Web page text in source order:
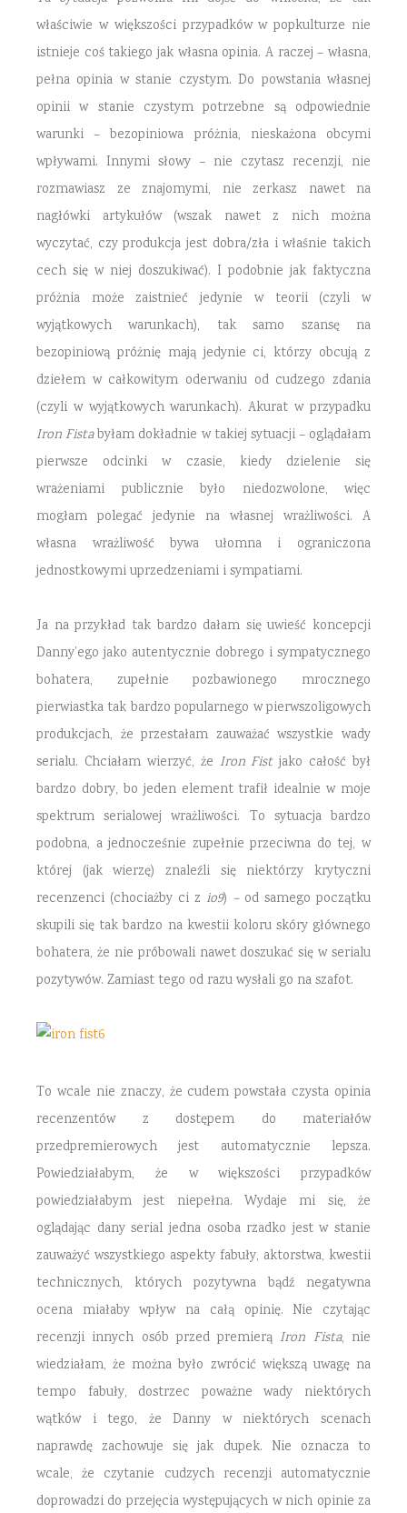
właściwie w większości przypadków w popkulturze nie
istnieje coś takiego jak własna opinia. A raczej – własna,
pełna opinia w stanie czystym. Do powstania własnej
opinii w stanie czystym potrzebne są odpowiednie
warunki – bezopiniowa próżnia, nieskażona obcymi
wpływami. Innymi słowy – nie czytasz recenzji, nie
rozmawiasz ze znajomymi, nie zerkasz nawet na
nagłówki artykułów (wszak nawet z nich można
wyczytać, czy produkcja jest dobra/zła i właśnie takich
cech się w niej doszukiwać). I podobnie jak faktyczna
próżnia może zaistnieć jedynie w teorii (czyli w
wyjątkowych warunkach), tak samo szansę na
bezopiniową próżnię mają jedynie ci, którzy obcują z
dziełem w całkowitym oderwaniu od cudzego zdania
(czyli w wyjątkowych warunkach). Akurat w przypadku
Iron Fistabyłam dokładnie w takiej sytuacji – oglądałam
pierwsze odcinki w czasie, kiedy dzielenie się
wrażeniami publicznie było niedozwolone, więc
mogłam polegać jedynie na własnej wrażliwości. A
własna wrażliwość bywa ułomna i ograniczona
jednostkowymi uprzedzeniami i sympatiami.
Ja na przykład tak bardzo dałam się uwieść koncepcji
Danny’ego jako autentycznie dobrego i sympatycznego
bohatera, zupełnie pozbawionego mrocznego
pierwiastka tak bardzo popularnego w pierwszoligowych
produkcjach, że przestałam zauważać wszystkie wady
serialu. Chciałam wierzyć, że Iron Fistjako całość był
bardzo dobry, bo jeden element trafił idealnie w moje
spektrum serialowej wrażliwości. To sytuacja bardzo
podobna, a jednocześnie zupełnie przeciwna do tej, w
której (jak wierzę) znaleźli się niektórzy krytyczni
recenzenci (chociażby ci z io9) – od samego początku
skupili się tak bardzo na kwestii koloru skóry głównego
bohatera, że nie próbowali nawet doszukać się w serialu
pozytywów. Zamiast tego od razu wysłali go na szafot.
To wcale nie znaczy, że cudem powstała czysta opinia
recenzentów z dostępem do materiałów
przedpremierowych jest automatycznie lepsza.
Powiedziałabym, że w większości przypadków
powiedziałabym jest niepełna. Wydaje mi się, że
oglądając dany serial jedna osoba rzadko jest w stanie
zauważyć wszystkiego aspekty fabuły, aktorstwa, kwestii
technicznych, których pozytywna bądź negatywna
ocena miałaby wpływ na całą opinię. Nie czytając
recenzji innych osób przed premierą Iron Fista, nie
wiedziałam, że można było zwrócić większą uwagę na
tempo fabuły, dostrzec poważne wady niektórych
wątków i tego, że Danny w niektórych scenach
naprawdę zachowuje się jak dupek. Nie oznacza to
wcale, że czytanie cudzych recenzji automatycznie
doprowadzi do przejęcia występujących w nich opinie za